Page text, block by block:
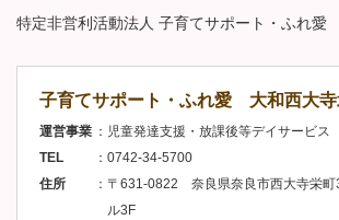
特定非営利活動法人 子育てサポート・ふれ愛
子育てサポート・ふれ愛 大和西大寺
運営事業
児童発達支援・放課後等デイサービス
TEL
0742-34-5700
住所
〒631-0822 奈良県奈良市西大寺栄町
ル3F